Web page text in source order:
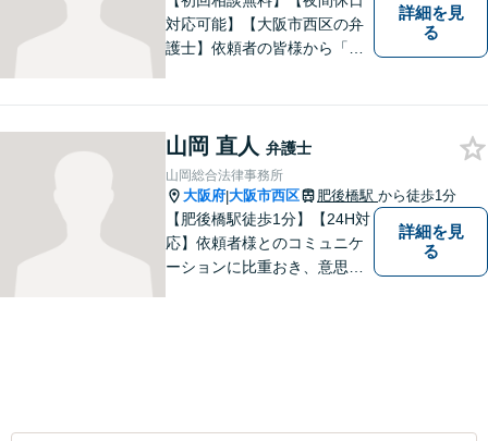
対応可能】【大阪市西区の弁
護士】依頼者の皆様から「お
詳細を見
る
山岡 直人 弁護士
山岡総合法律事務所
大阪府|大阪市西区 肥後橋駅 から徒歩1分
【肥後橋駅徒歩1分】【24H対
応】依頼者様とのコミュニケ
ーションに比重おき、意思疎
詳細を見
る